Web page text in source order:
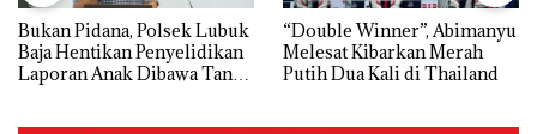
Bukan Pidana, Polsek Lubuk
Baja Hentikan Penyelidikan
Laporan Anak Dibawa Tanpa
“Double Winner”, Abimanyu
Melesat Kibarkan Merah
Putih Dua Kali di Thailand